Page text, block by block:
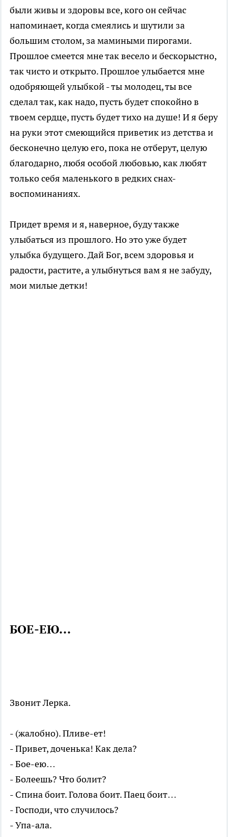
были живы и здоровы все, кого он сейчас
напоминает, когда смеялись и шутили за
большим столом, за мамиными пирогами.
Прошлое смеется мне так весело и бескорыстно,
так чисто и открыто. Прошлое улыбается мне
одобряющей улыбкой - ты молодец, ты все
сделал так, как надо, пусть будет спокойно в
твоем сердце, пусть будет тихо на душе! И я беру
на руки этот смеющийся приветик из детства и
бесконечно целую его, пока не отберут, целую
благодарно, любя особой любовью, как любят
только себя маленького в редких снах-
воспоминаниях.
Придет время и я, наверное, буду также
улыбаться из прошлого. Но это уже будет
улыбка будущего. Дай Бог, всем здоровья и
радости, растите, а улыбнуться вам я не забуду,
мои милые детки!
БОЕ-ЕЮ...
Звонит Лерка.
- (жалобно). Пливе-ет!
- Привет, доченька! Как дела?
- Бое-ею…
- Болеешь? Что болит?
- Спина боит. Голова боит. Паец боит…
- Господи, что случилось?
- Упа-ала.